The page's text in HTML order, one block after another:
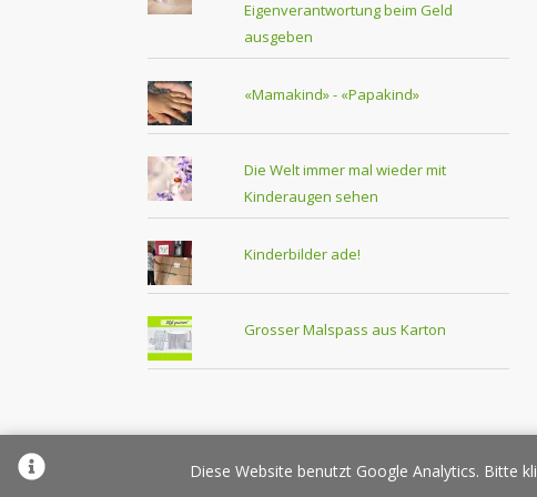
Eigenverantwortung beim Geld
ausgeben
«Mamakind» - «Papakind»
Die Welt immer mal wieder mit
Kinderaugen sehen
Kinderbilder ade!
Grosser Malspass aus Karton
Über Elternplanet
Diese Website benutzt Google Analytics. Bitte